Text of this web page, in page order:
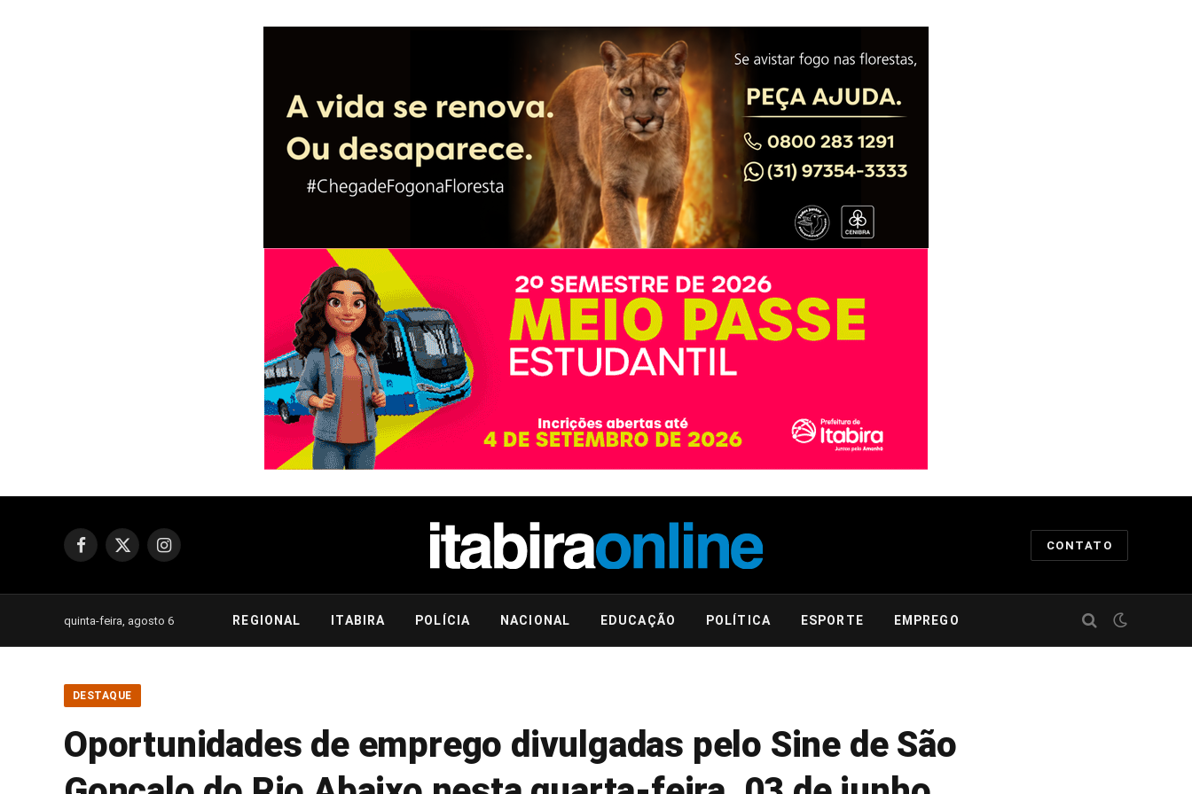
Facebook
X
Instagram
CONTATO
quinta-feira, agosto 6 REGIONAL ITABIRA POLÍCIA NACIONAL EDUCAÇÃO POLÍTICA ESPORTE EMPREGO
DESTAQUE
Oportunidades de emprego divulgadas pelo Sine de São